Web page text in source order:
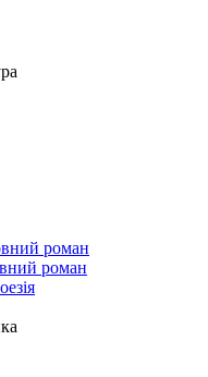
роман
роман